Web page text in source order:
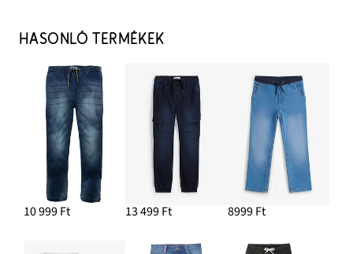
HASONLÓ TERMÉKEK
10 999 Ft 13 499 Ft 8999 Ft